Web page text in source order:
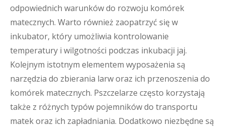
odpowiednich warunków do rozwoju komórek
matecznych. Warto również zaopatrzyć się w
inkubator, który umożliwia kontrolowanie
temperatury i wilgotności podczas inkubacji jaj.
Kolejnym istotnym elementem wyposażenia są
narzędzia do zbierania larw oraz ich przenoszenia do
komórek matecznych. Pszczelarze często korzystają
także z różnych typów pojemników do transportu
matek oraz ich zapładniania. Dodatkowo niezbędne są